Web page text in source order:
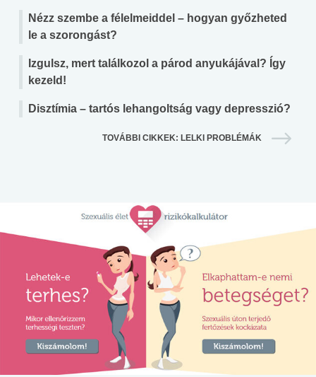
Nézz szembe a félelmeiddel – hogyan győzheted
le a szorongást?
Izgulsz, mert találkozol a párod anyukájával? Így
kezeld!
Disztímia – tartós lehangoltság vagy depresszió?
TOVÁBBI CIKKEK: LELKI PROBLÉMÁK